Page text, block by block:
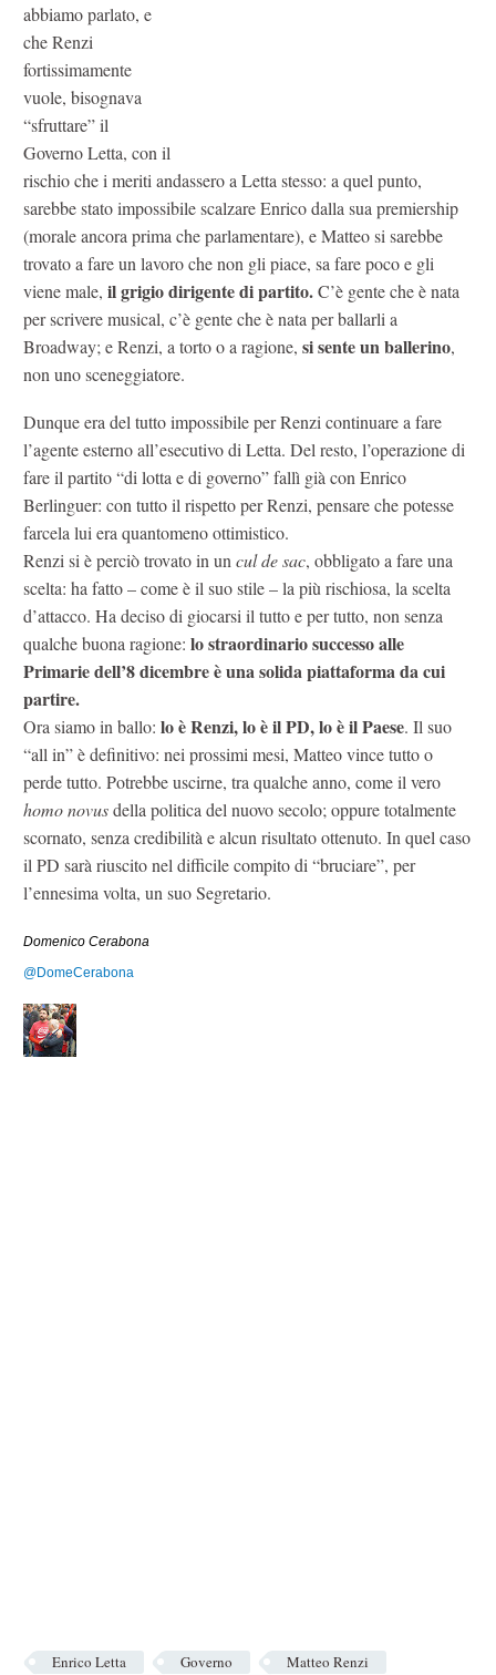
abbiamo parlato, e
che Renzi
fortissimamente
vuole, bisognava
“sfruttare” il
Governo Letta, con il
rischio che i meriti andassero a Letta stesso: a quel punto,
sarebbe stato impossibile scalzare Enrico dalla sua premiership
(morale ancora prima che parlamentare), e Matteo si sarebbe
trovato a fare un lavoro che non gli piace, sa fare poco e gli
viene male, il grigio dirigente di partito.C’è gente che è nata
per scrivere musical, c’è gente che è nata per ballarli a
Broadway; e Renzi, a torto o a ragione, si sente un ballerino,
non uno sceneggiatore.
Dunque era del tutto impossibile per Renzi continuare a fare
l’agente esterno all’esecutivo di Letta. Del resto, l’operazione di
fare il partito “di lotta e di governo” fallì già con Enrico
Berlinguer: con tutto il rispetto per Renzi, pensare che potesse
farcela lui era quantomeno ottimistico.
Renzi si è perciò trovato in un cul de sac, obbligato a fare una
scelta: ha fatto – come è il suo stile – la più rischiosa, la scelta
d’attacco. Ha deciso di giocarsi il tutto e per tutto, non senza
qualche buona ragione: lo straordinario successo alle
Primarie dell’8 dicembre è una solida piattaforma da cui
partire.
Ora siamo in ballo: lo è Renzi, lo è il PD, lo è il Paese. Il suo
“all in” è definitivo: nei prossimi mesi, Matteo vince tutto o
perde tutto. Potrebbe uscirne, tra qualche anno, come il vero
homo novusdella politica del nuovo secolo; oppure totalmente
scornato, senza credibilità e alcun risultato ottenuto. In quel caso
il PD sarà riuscito nel difficile compito di “bruciare”, per
l’ennesima volta, un suo Segretario.
Domenico Cerabona
@DomeCerabona
Enrico Letta Governo Matteo Renzi